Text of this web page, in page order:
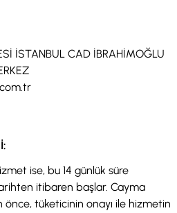
İSTANBUL CAD İBRAHİMOĞLU
ise, bu 14 günlük süre
itibaren başlar. Cayma
önce, tüketicinin onayı ile hizmetin